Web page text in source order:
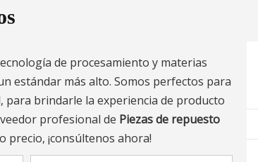
de procesamiento y materias
estándar más alto. Somos perfectos para
para brindarle la experiencia de producto
profesional de Piezas de repuesto
precio, ¡consúltenos ahora!